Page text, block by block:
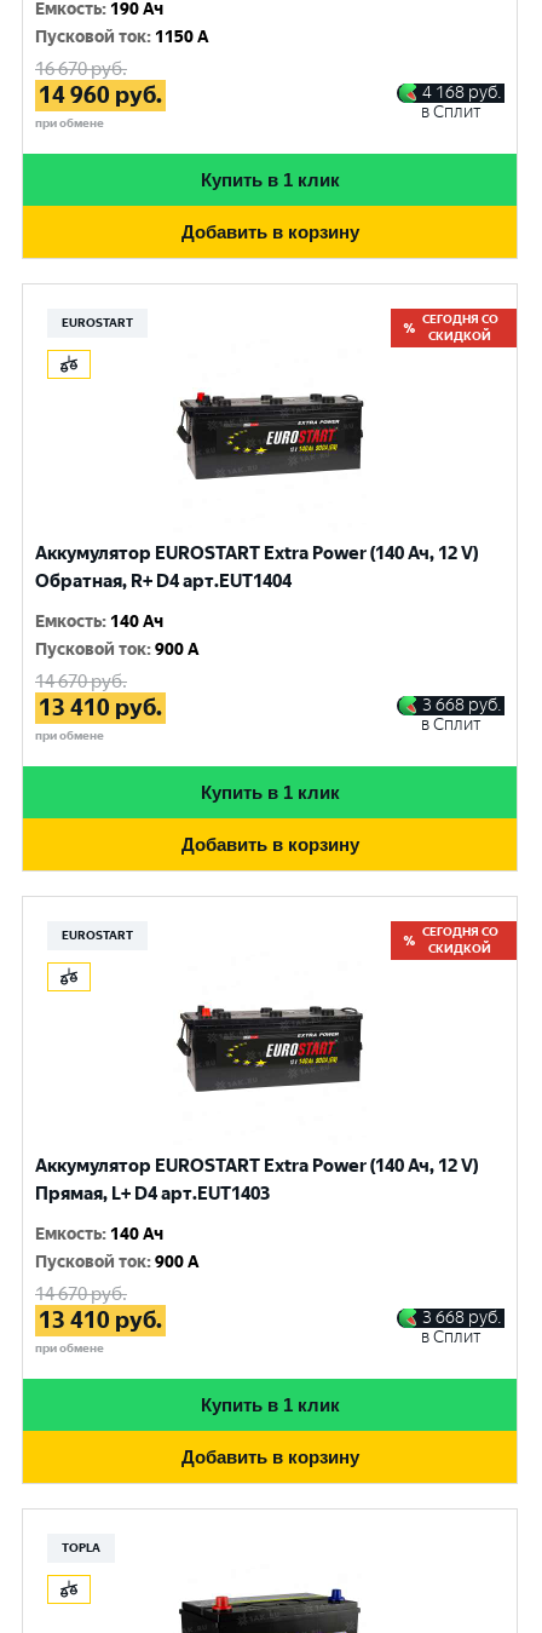
Емкость: 190 Ач
Пусковой ток: 1150 A
16 670руб.
14 960 руб.
при обмене
4 168 руб.
в Сплит
Купить в 1 клик
Добавить в корзину
EUROSTART
СЕГОДНЯ СО
СКИДКОЙ
Аккумулятор EUROSTART Extra Power (140 Ач, 12 V)
Обратная, R+ D4 арт.EUT1404
Емкость: 140 Ач
Пусковой ток:900 A
14 670руб.
13 410 руб.
при обмене
3 668 руб.
в Сплит
Купить в 1 клик
Добавить в корзину
EUROSTART
СЕГОДНЯ СО
СКИДКОЙ
Аккумулятор EUROSTART Extra Power (140 Ач, 12 V)
Прямая, L+ D4 арт.EUT1403
Емкость: 140 Ач
Пусковой ток:900 A
14 670руб.
13 410 руб.
при обмене
3 668 руб.
в Сплит
Купить в 1 клик
Добавить в корзину
TOPLA